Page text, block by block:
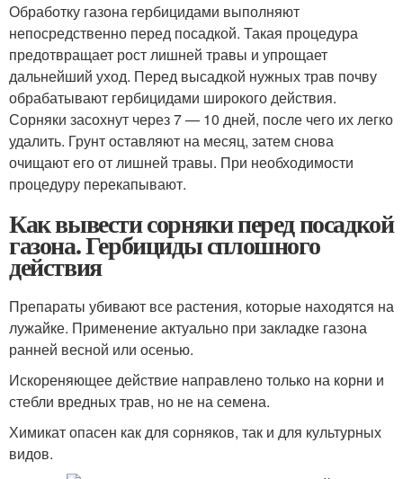
Обработку газона гербицидами выполняют
непосредственно перед посадкой. Такая процедура
предотвращает рост лишней травы и упрощает
дальнейший уход. Перед высадкой нужных трав почву
обрабатывают гербицидами широкого действия.
Сорняки засохнут через 7 — 10 дней, после чего их легко
удалить. Грунт оставляют на месяц, затем снова
очищают его от лишней травы. При необходимости
процедуру перекапывают.
Как вывести сорняки перед посадкой
газона. Гербициды сплошного
действия
Препараты убивают все растения, которые находятся на
лужайке. Применение актуально при закладке газона
ранней весной или осенью.
Искореняющее действие направлено только на корни и
стебли вредных трав, но не на семена.
Химикат опасен как для сорняков, так и для культурных
видов.